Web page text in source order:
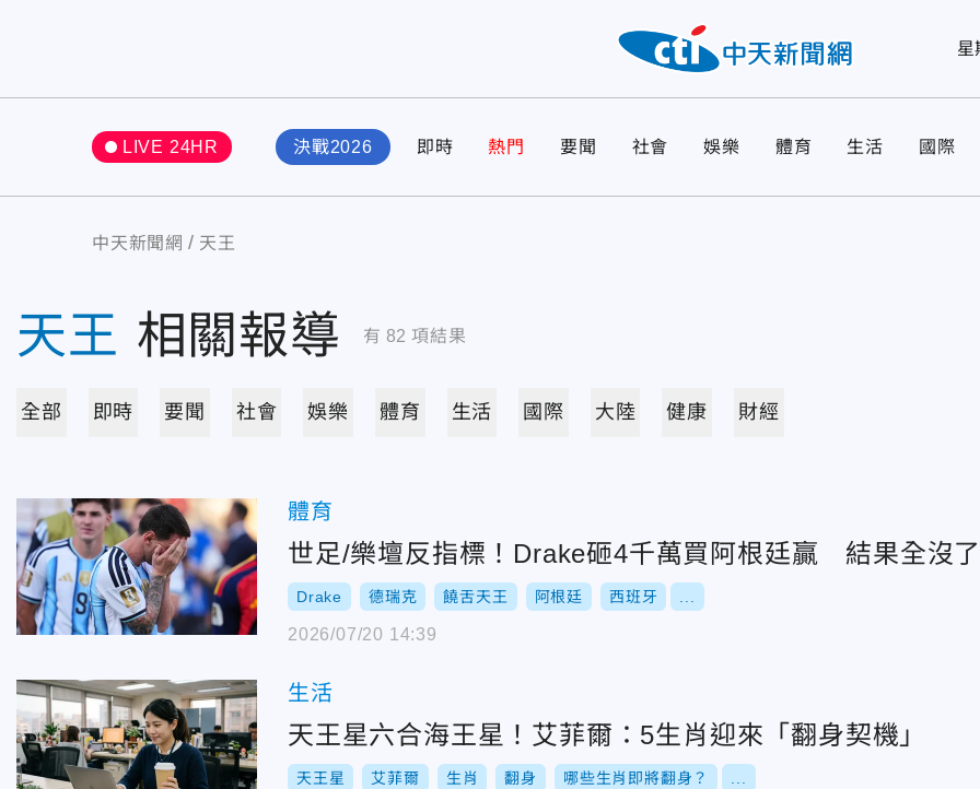
星
LIVE 24HR 決戰2026 即時 熱門 要聞 社會 娛樂 體育 生活 國際
中天新聞網 天王
天王 相關報導 有 82 項結果
全部 即時 要聞 社會 娛樂 體育 生活 國際 大陸 健康 財經
體育
世足/樂壇反指標！Drake砸4千萬買阿根廷贏 結果全沒
Drake 德瑞克 饒舌天王 阿根廷 西班牙
2026/07/20 14:39
生活
天王星六合海王星！艾菲爾：5生肖迎來「翻身契機」
天王星 艾菲爾 生肖 翻身 哪些生肖即將翻身？